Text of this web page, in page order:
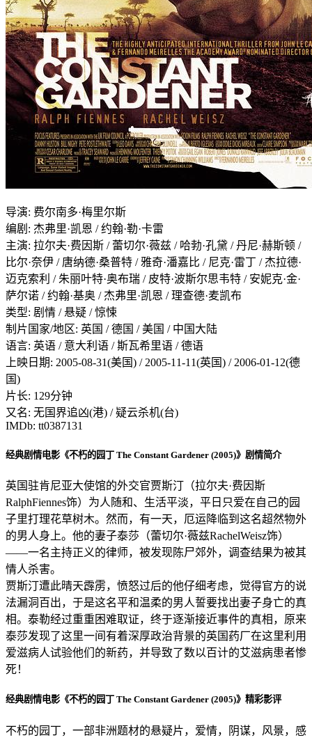
导演: 费尔南多·梅里尔斯
编剧: 杰弗里·凯恩 / 约翰·勒·卡雷
主演: 拉尔夫·费因斯 / 蕾切尔·薇兹 / 哈勃·孔黛 / 丹尼·赫斯顿 /
比尔·奈伊 / 唐纳德·桑普特 / 雅奇·潘嘉比 / 尼克·雷丁 / 杰拉德·
迈克索利 / 朱丽叶特·奥布瑞 / 皮特·波斯尔思韦特 / 安妮克·金·
萨尔诺 / 约翰·基奥 / 杰弗里·凯恩 / 理查德·麦凯布
类型: 剧情 / 悬疑 / 惊悚
制片国家/地区: 英国 / 德国 / 美国 / 中国大陆
语言: 英语 / 意大利语 / 斯瓦希里语 / 德语
上映日期: 2005-08-31(美国) / 2005-11-11(英国) / 2006-01-12(德
国)
片长: 129分钟
又名: 无国界追凶(港) / 疑云杀机(台)
IMDb: tt0387131
经典剧情电影《不朽的园丁 The Constant Gardener (2005)》剧情简介
英国驻肯尼亚大使馆的外交官贾斯汀（拉尔夫·费因斯
RalphFiennes饰）为人随和、生活平淡，平日只爱在自己的园
子里打理花草树木。然而，有一天，厄运降临到这名超然物外
的男人身上。他的妻子泰莎（蕾切尔·薇兹RachelWeisz饰）
――一名主持正义的律师，被发现陈尸郊外，调查结果为被其
情人杀害。
贾斯汀遭此晴天霹雳，愤怒过后的他仔细考虑，觉得官方的说
法漏洞百出，于是这名平和温柔的男人誓要找出妻子身亡的真
相。泰勒经过重重困难取证，终于逐渐接近事件的真相，原来
泰莎发现了这里一间有着深厚政治背景的英国药厂在这里利用
爱滋病人试验他们的新药，并导致了数以百计的艾滋病患者惨
死！
经典剧情电影《不朽的园丁 The Constant Gardener (2005)》精彩影评
不朽的园丁，一部非洲题材的悬疑片，爱情，阴谋，风景，感